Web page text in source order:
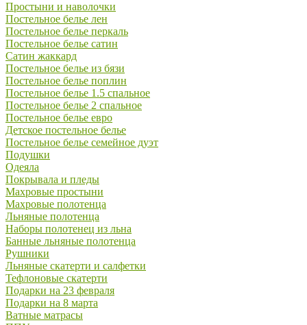
Простыни и наволочки
Постельное белье лен
Постельное белье перкаль
Постельное белье сатин
Сатин жаккард
Постельное белье из бязи
Постельное белье поплин
Постельное белье 1.5 спальное
Постельное белье 2 спальное
Постельное белье евро
Детское постельное белье
Постельное белье семейное дуэт
Подушки
Одеяла
Покрывала и пледы
Махровые простыни
Махровые полотенца
Льняные полотенца
Наборы полотенец из льна
Банные льняные полотенца
Рушники
Льняные скатерти и салфетки
Тефлоновые скатерти
Подарки на 23 февраля
Подарки на 8 марта
Ватные матрасы